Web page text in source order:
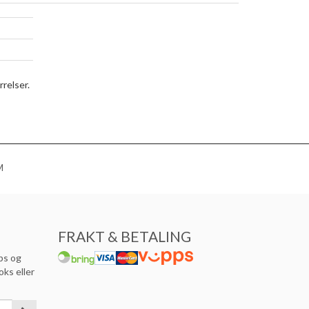
og
eller
FRAKT & BETALING